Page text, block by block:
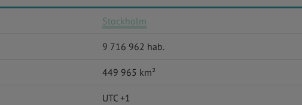
Stockholm
9 716 962 hab.
449 965 km²
UTC +1